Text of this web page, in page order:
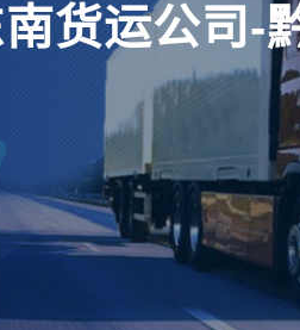
货运公司-